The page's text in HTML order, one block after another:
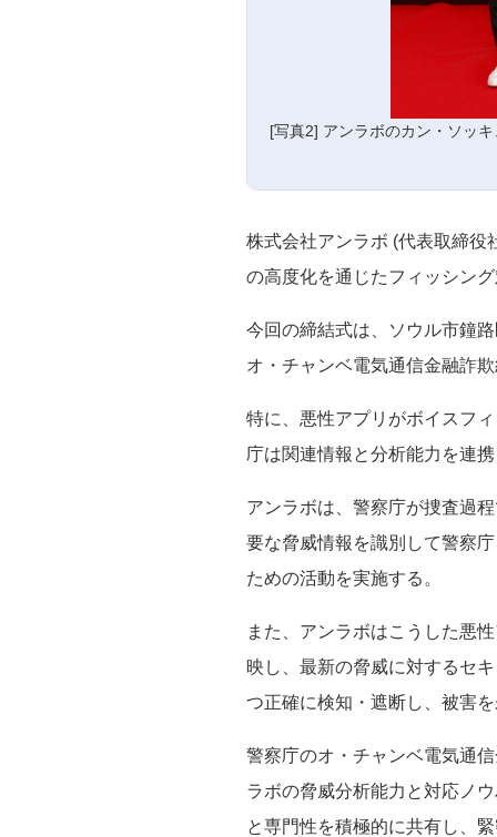
[写真2] アンラボのカン・ソッ
株式会社アンラボ (代表取締役
の高度化を通じたフィッシン
今回の締結式は、ソウル市鐘
オ・チャンベ電気通信金融詐
特に、悪性アプリがボイスフ
庁は関連情報と分析能力を連
アンラボは、警察庁が捜査過
要な脅威情報を識別して警察
ための活動を実施する。
また、アンラボはこうした悪
映し、最新の脅威に対するセ
つ正確に検知・遮断し、被害
警察庁のオ・チャンベ電気通
ラボの脅威分析能力と対応ノ
と専門性を積極的に共有し、